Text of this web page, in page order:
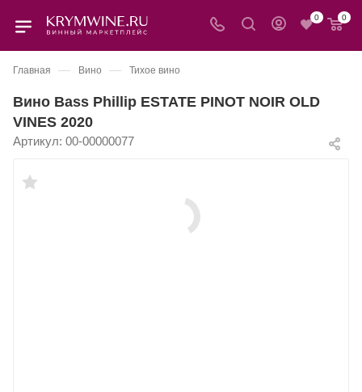
0 0
Главная — Вино — Тихое вино
Вино Bass Phillip ESTATE PINOT NOIR OLD
VINES 2020
Артикул: 00-00000077